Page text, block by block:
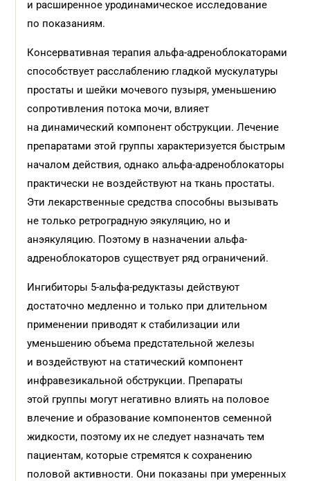
и расширенное уродинамическое исследование
по показаниям.
Консервативная терапия альфа-адреноблокаторами
способствует расслаблению гладкой мускулатуры
простаты и шейки мочевого пузыря, уменьшению
сопротивления потока мочи, влияет
на динамический компонент обструкции. Лечение
препаратами этой группы характеризуется быстрым
началом действия, однако альфа-адреноблокаторы
практически не воздействуют на ткань простаты.
Эти лекарственные средства способны вызывать
не только ретроградную эякуляцию, но и
анэякуляцию. Поэтому в назначении альфа-
адреноблокаторов существует ряд ограничений.
Ингибиторы 5-альфа-редуктазы действуют
достаточно медленно и только при длительном
применении приводят к стабилизации или
уменьшению объема предстательной железы
и воздействуют на статический компонент
инфравезикальной обструкции. Препараты
этой группы могут негативно влиять на половое
влечение и образование компонентов семенной
жидкости, поэтому их не следует назначать тем
пациентам, которые стремятся к сохранению
половой активности. Они показаны при умеренных